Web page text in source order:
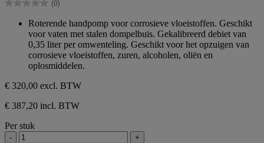
5
(0)
0.0
sterren.
Roterende handpomp voor corrosieve vloeistoffen. Geschikt
voor vaten met stalen dompelbuis. Gekalibreerd debiet van
0,35 liter per omwenteling. Geschikt voor het opzuigen van
corrosieve vloeistoffen, zuren, alcoholen, oliën en
oplosmiddelen.
€ 320,00 excl. BTW
€ 387,20 incl. BTW
Per stuk
- +